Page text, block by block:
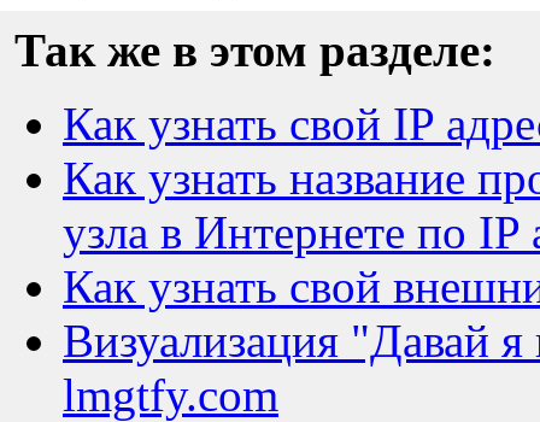
Так же в этом разделе:
Как узнать свой IP
Как узнать название
узла в Интернете по IP
Как узнать свой
Визуализация "Давай
lmgtfy.com